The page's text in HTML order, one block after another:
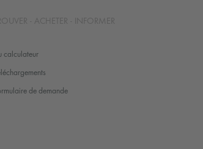
calculateur
de demande